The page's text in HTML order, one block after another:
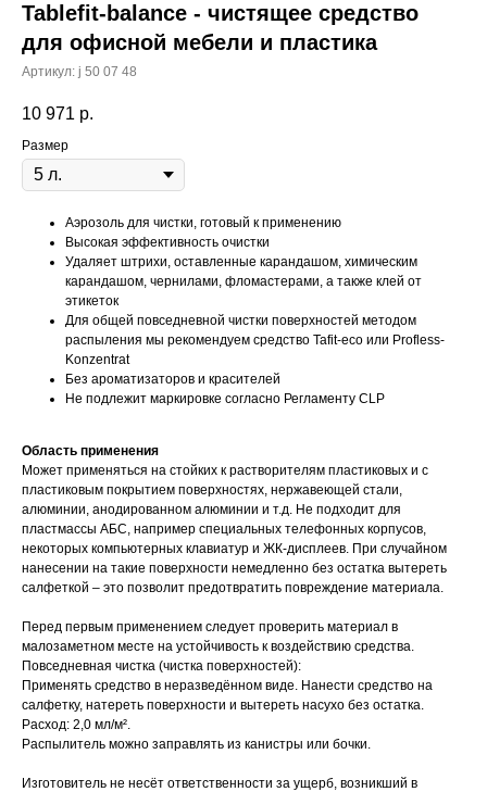
Tablefit-balance - чистящее средство
для офисной мебели и пластика
Артикул: j 50 07 48
10 971 р.
Размер
Аэрозоль для чистки, готовый к применению
Высокая эффективность очистки
Удаляет штрихи, оставленные карандашом, химическим
карандашом, чернилами, фломастерами, а также клей от
этикеток
Для общей повседневной чистки поверхностей методом
распыления мы рекомендуем средство Tafit-eco или Profless-
Konzentrat
Без ароматизаторов и красителей
Не подлежит маркировке согласно Регламенту CLP
Область применения
Может применяться на стойких к растворителям пластиковых и с
пластиковым покрытием поверхностях, нержавеющей стали,
алюминии, анодированном алюминии и т.д. Не подходит для
пластмассы АБС, например специальных телефонных корпусов,
некоторых компьютерных клавиатур и ЖК-дисплеев. При случайном
нанесении на такие поверхности немедленно без остатка вытереть
салфеткой – это позволит предотвратить повреждение материала.
Перед первым применением следует проверить материал в
малозаметном месте на устойчивость к воздействию средства.
Повседневная чистка (чистка поверхностей):
Применять средство в неразведённом виде. Нанести средство на
салфетку, натереть поверхности и вытереть насухо без остатка.
Расход: 2,0 мл/м².
Распылитель можно заправлять из канистры или бочки.
Изготовитель не несёт ответственности за ущерб, возникший в